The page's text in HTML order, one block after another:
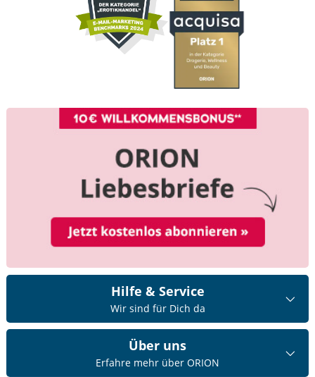
Hilfe & Service
Wir sind für Dich da
Über uns
Erfahre mehr über ORION